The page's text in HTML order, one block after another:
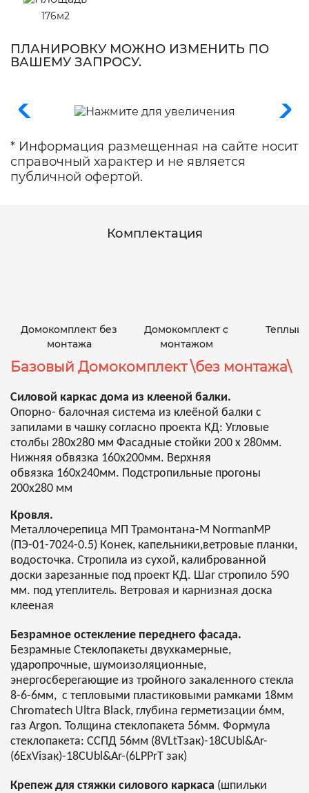
176м2
ПЛАНИРОВКУ МОЖНО ИЗМЕНИТЬ ПО
ВАШЕМУ ЗАПРОСУ.
* Информация размещенная на сайте носит
справочный характер и не является
публичной офертой.
Комплектация
Домокомплект без
монтажа
Домокомплект с
монтажом
Теплый
Базовый Домокомплект \без монтажа\
Силовой каркас дома из клееной балки.
Опорно- балочная система из клеёной балки с
запилами в чашку согласно проекта КД: Угловые
столбы 280х280 мм Фасадные стойки 200 х 280мм.
Нижняя обвязка 160х200мм. Верхняя
обвязка 160х240мм. Подстропильные прогоны
200х280 мм
Кровля.
Металлочерепица МП Трамонтана-M NormanMP
(ПЭ-01-7024-0.5) Конек, капельники,ветровые планки,
водосточка. Стропила из сухой, калиброванной
доски зарезанные под проект КД. Шаг стропило 590
мм. под утеплитель. Ветровая и карнизная доска
клееная
Безрамное остекление переднего фасада.
Безрамные Стеклопакеты двухкамерные,
ударопрочные, шумоизоляционные,
энергосберегающие из тройного закаленного стекла
8-6-6мм, с тепловыми пластиковыми рамками 18мм
Chromatech Ultra Black, глубина герметизации 6мм,
газ Argon. Толщина стеклопакета 56мм. Формула
стеклопакета: CСПД 56мм (8VLtTзак)-18CUbl&Ar-
(6ExViзак)-18CUbl&Ar-(6LPPrT зак)
Крепеж для стяжки силового каркаса (шпильки